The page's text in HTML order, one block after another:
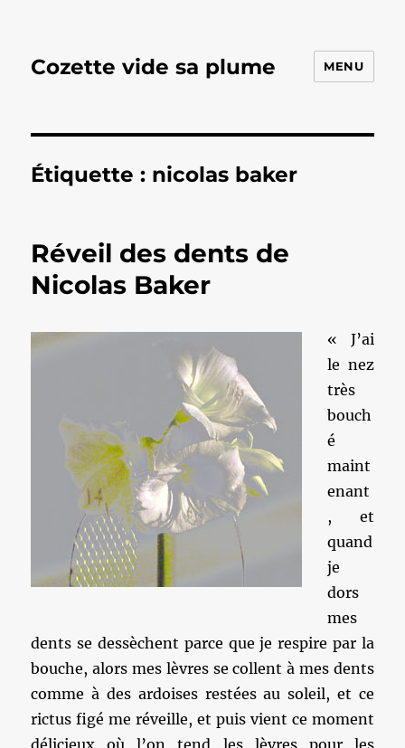
Cozette vide sa plume MENU
Étiquette : nicolas baker
Réveil des dents de
Nicolas Baker
« J’ai
le nez
très
bouch
é
maint
enant
, et
quand
je
dors
mes
dents se dessèchent parce que je respire par la
bouche, alors mes lèvres se collent à mes dents
comme à des ardoises restées au soleil, et ce
rictus figé me réveille, et puis vient ce moment
délicieux où l’on tend les lèvres pour les